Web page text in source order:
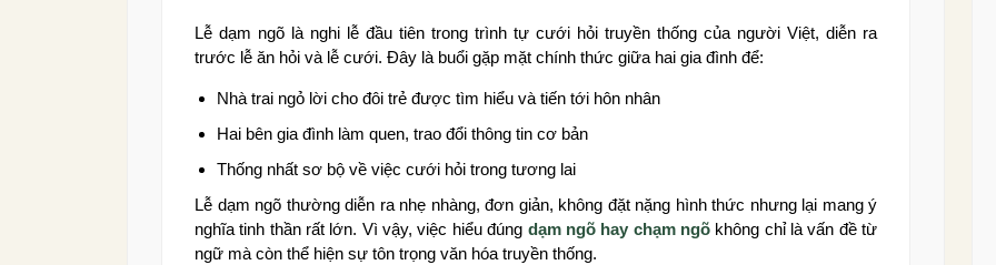
Lễ dạm ngõ là nghi lễ đầu tiên trong trình tự cưới hỏi truyền thống của người Việt, diễn ra
trước lễ ăn hỏi và lễ cưới. Đây là buổi gặp mặt chính thức giữa hai gia đình để:
Nhà trai ngỏ lời cho đôi trẻ được tìm hiểu và tiến tới hôn nhân
Hai bên gia đình làm quen, trao đổi thông tin cơ bản
Thống nhất sơ bộ về việc cưới hỏi trong tương lai
Lễ dạm ngõ thường diễn ra nhẹ nhàng, đơn giản, không đặt nặng hình thức nhưng lại mang ý
nghĩa tinh thần rất lớn. Vì vậy, việc hiểu đúng dạm ngõ hay chạm ngõkhông chỉ là vấn đề từ
ngữ mà còn thể hiện sự tôn trọng văn hóa truyền thống.